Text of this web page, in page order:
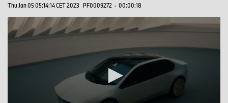
Thu Jan 05 05:14:14 CET 2023 PF0009272 · 00:00:18